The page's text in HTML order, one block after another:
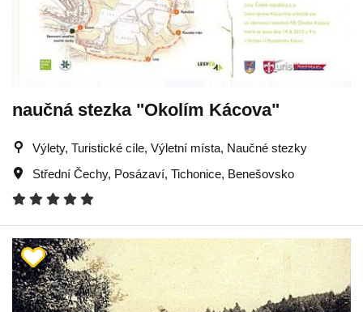
naučná stezka "Okolím Kácova"
Výlety, Turistické cíle, Výletní místa, Naučné stezky
Střední Čechy, Posázaví, Tichonice, Benešovsko